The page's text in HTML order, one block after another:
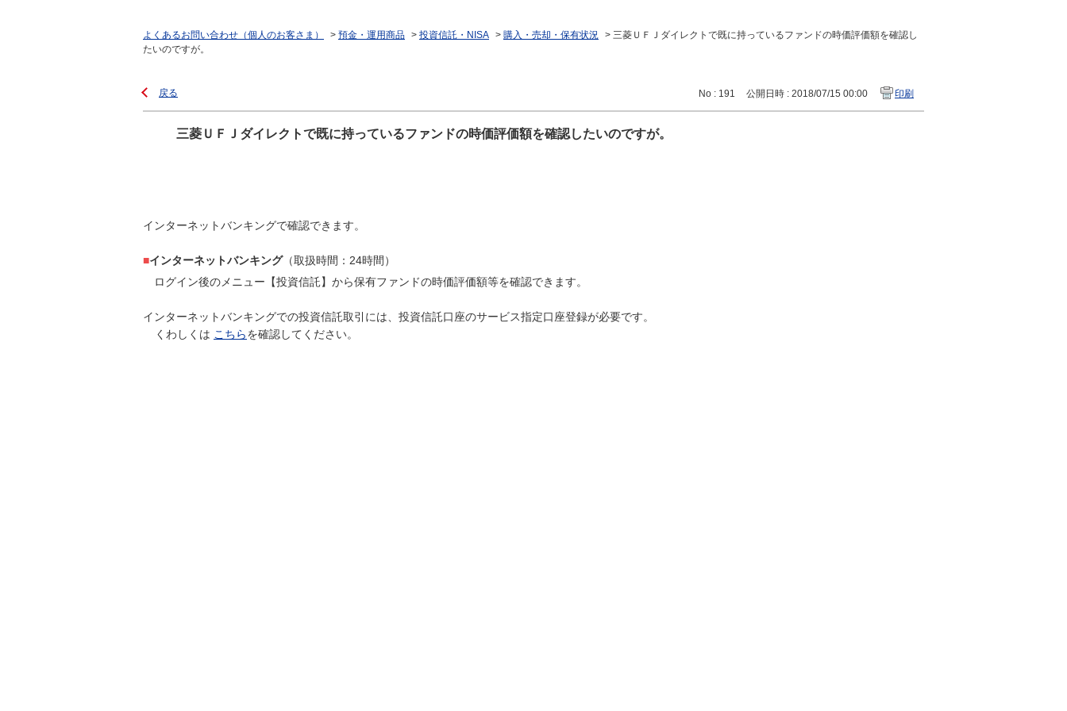
よくあるお問い合わせ（個人のお客さま） > 預金・運用商品 > 投資信託・NISA > 購入・売却・保有状況 > 三菱ＵＦＪダイレクトで既に持っているファンドの時価評価額を確認し
たいのですが。
戻る No : 191 公開日時 : 2018/07/15 00:00 印刷
三菱ＵＦＪダイレクトで既に持っているファンドの時価評価額を確認したいのですが。
インターネットバンキングで確認できます。
■インターネットバンキング（取扱時間：24時間）
ログイン後のメニュー【投資信託】から保有ファンドの時価評価額等を確認できます。
インターネットバンキングでの投資信託取引には、投資信託口座のサービス指定口座登録が必要です。
くわしくは こちらを確認してください。